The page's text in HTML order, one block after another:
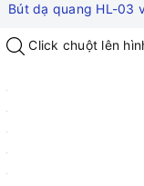
Bút dạ quang HL-03
Click chuột lên